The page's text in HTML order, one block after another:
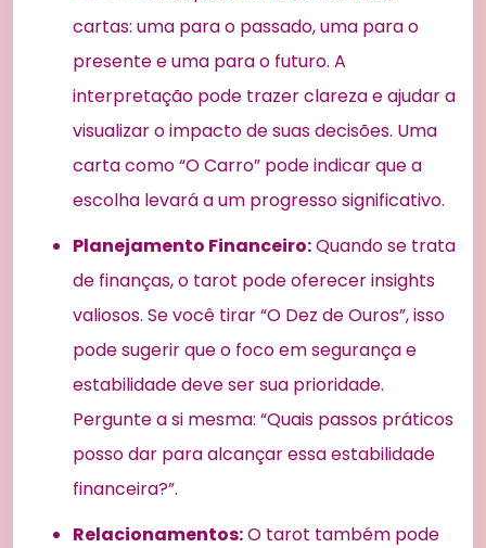
cartas: uma para o passado, uma para o
presente e uma para o futuro. A
interpretação pode trazer clareza e ajudar a
visualizar o impacto de suas decisões. Uma
carta como “O Carro” pode indicar que a
escolha levará a um progresso significativo.
Planejamento Financeiro:Quando se trata
de finanças, o tarot pode oferecer insights
valiosos. Se você tirar “O Dez de Ouros”, isso
pode sugerir que o foco em segurança e
estabilidade deve ser sua prioridade.
Pergunte a si mesma: “Quais passos práticos
posso dar para alcançar essa estabilidade
financeira?”.
Relacionamentos:O tarot também pode